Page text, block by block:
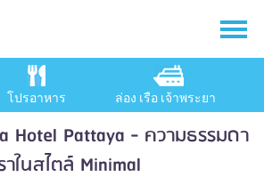
โปรอาหาร ล่อง เรือ เจ้าพระยา
Hotel Pattaya - ความธรรมดา
ในสไตล์ Minimal